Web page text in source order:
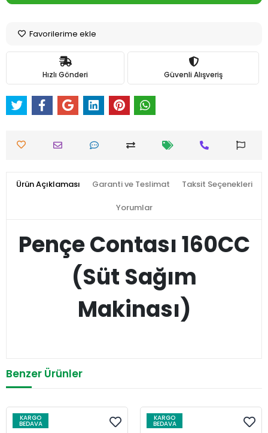
Favorilerime ekle
Hızlı Gönderi Güvenli Alışveriş
Ürün Açıklaması Garanti ve Teslimat Taksit Seçenekleri
Yorumlar
Pençe Contası 160CC
(Süt Sağım
Makinası)
Benzer Ürünler
KARGO
BEDAVA
KARGO
BEDAVA